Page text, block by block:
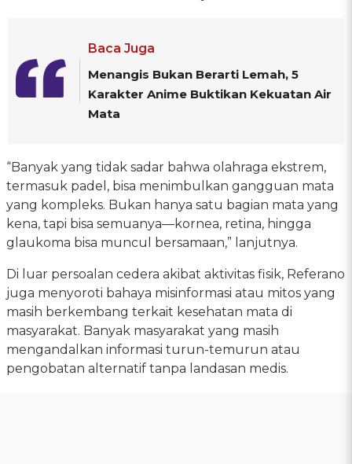
Baca Juga
Menangis Bukan Berarti Lemah, 5
Karakter Anime Buktikan Kekuatan Air
Mata
“Banyak yang tidak sadar bahwa olahraga ekstrem,
termasuk padel, bisa menimbulkan gangguan mata
yang kompleks. Bukan hanya satu bagian mata yang
kena, tapi bisa semuanya—kornea, retina, hingga
glaukoma bisa muncul bersamaan,” lanjutnya.
Di luar persoalan cedera akibat aktivitas fisik, Referano
juga menyoroti bahaya misinformasi atau mitos yang
masih berkembang terkait kesehatan mata di
masyarakat. Banyak masyarakat yang masih
mengandalkan informasi turun-temurun atau
pengobatan alternatif tanpa landasan medis.